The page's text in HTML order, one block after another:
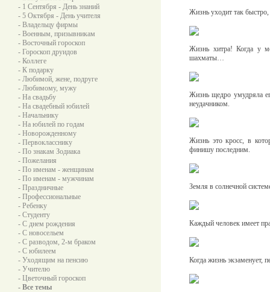
- 1 Сентября - День знаний
- 5 Октября - День учителя
- Владельцу фирмы
- Военным, призывникам
- Восточный гороскоп
- Гороскоп друидов
- Коллеге
- К подарку
- Любимой, жене, подруге
- Любимому, мужу
- На свадьбу
- На свадебный юбилей
- Начальнику
- На юбилей по годам
- Новорожденному
- Первокласснику
- По знакам Зодиака
- Пожелания
- По именам - женщинам
- По именам - мужчинам
- Праздничные
- Профессиональные
- Ребенку
- Студенту
- С днем рождения
- С новосельем
- С разводом, 2-м браком
- С юбилеем
- Уходящим на пенсию
- Учителю
- Цветочный гороскоп
- Все темы
Жизнь уходит так быстро,
Жизнь хитра! Когда у
шахматы…
Жизнь щедро умудряла
неудачником.
Жизнь это кpосс, в
финишу последним.
Земля в солнечной
Каждый человек имеет
Когда жизнь экзаменует,